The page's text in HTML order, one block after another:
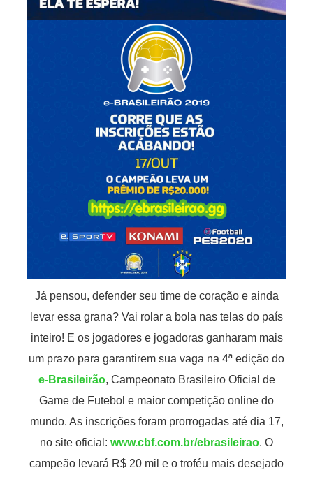
Já pensou, defender seu time de coração e ainda
levar essa grana? Vai rolar a bola nas telas do país
inteiro! E os jogadores e jogadoras ganharam mais
um prazo para garantirem sua vaga na 4ª edição do
e-Brasileirão, Campeonato Brasileiro Oficial de
Game de Futebol e maior competição online do
mundo. As inscrições foram prorrogadas até dia 17,
no site oficial: www.cbf.com.br/ebrasileirao. O
campeão levará R$ 20 mil e o troféu mais desejado